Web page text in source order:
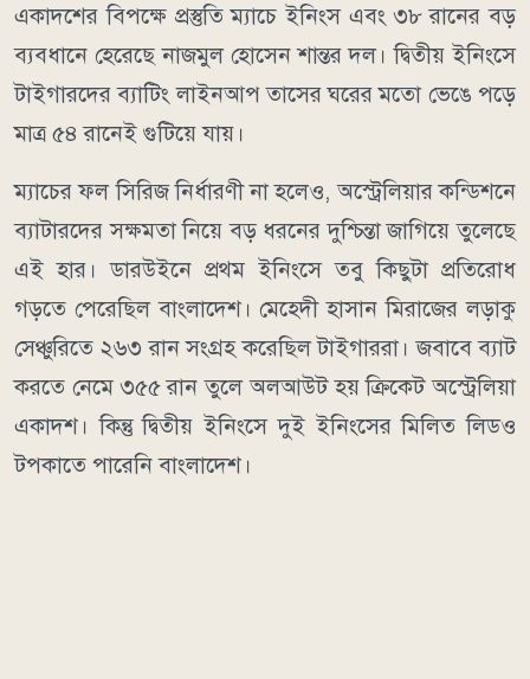
একাদশের বিপক্ষে প্রস্তুতি ম্যাচে ইনিংস এবং ৩৮ রানের বড়
ব্যবধানে হেরেছে নাজমুল হোসেন শান্তর দল। দ্বিতীয় ইনিংসে
টাইগারদের ব্যাটিং লাইনআপ তাসের ঘরের মতো ভেঙে পড়ে
মাত্র ৫৪ রানেই গুটিয়ে যায়।
ম্যাচের ফল সিরিজ নির্ধারণী না হলেও, অস্ট্রেলিয়ার কন্ডিশনে
ব্যাটারদের সক্ষমতা নিয়ে বড় ধরনের দুশ্চিন্তা জাগিয়ে তুলেছে
এই হার। ডারউইনে প্রথম ইনিংসে তবু কিছুটা প্রতিরোধ
গড়তে পেরেছিল বাংলাদেশ। মেহেদী হাসান মিরাজের লড়াকু
সেঞ্চুরিতে ২৬৩ রান সংগ্রহ করেছিল টাইগাররা। জবাবে ব্যাট
করতে নেমে ৩৫৫ রান তুলে অলআউট হয় ক্রিকেট অস্ট্রেলিয়া
একাদশ। কিন্তু দ্বিতীয় ইনিংসে দুই ইনিংসের মিলিত লিডও
টপকাতে পারেনি বাংলাদেশ।